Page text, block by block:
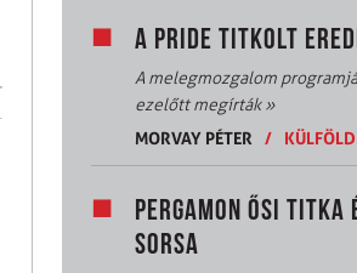
A PRIDE TITKOLT
A melegmozgalom
ezelőtt megírták»
MORVAY PÉTER
/ KÜLFÖLD
PERGAMON ŐSI TITKA
SORSA